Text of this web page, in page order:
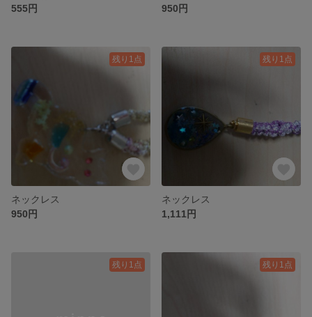
555円
950円
残り1点
ネックレス
950円
残り1点
ネックレス
1,111円
残り1点 残り1点